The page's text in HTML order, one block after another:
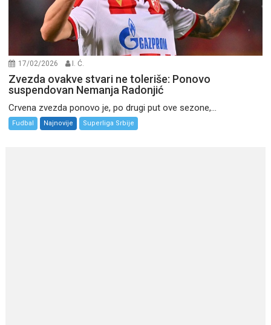
17/02/2026 I. Ć.
Zvezda ovakve stvari ne toleriše: Ponovo
suspendovan Nemanja Radonjić
Crvena zvezda ponovo je, po drugi put ove sezone,...
Fudbal Najnovije Superliga Srbije